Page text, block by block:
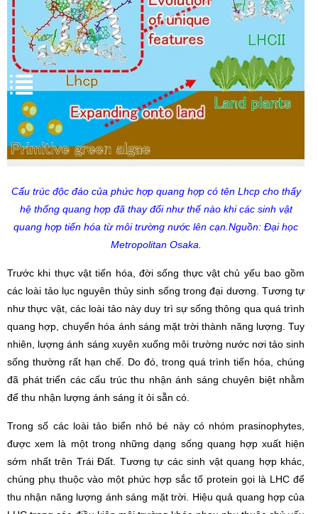
Cấu trúc độc đáo của phức hợp quang hợp có tên Lhcp cho thấy
hệ thống quang hợp đã thay đổi như thế nào khi các sinh vật
quang hợp tiến hóa từ môi trường nước lên cạn.Nguồn: Đại học
Metropolitan Osaka.
Trước khi thực vật tiến hóa, đời sống thực vật chủ yếu bao gồm
các loài tảo lục nguyên thủy sinh sống trong đại dương. Tương tự
như thực vật, các loài tảo này duy trì sự sống thông qua quá trình
quang hợp, chuyển hóa ánh sáng mặt trời thành năng lượng. Tuy
nhiên, lượng ánh sáng xuyên xuống môi trường nước nơi tảo sinh
sống thường rất hạn chế. Do đó, trong quá trình tiến hóa, chúng
đã phát triển các cấu trúc thu nhận ánh sáng chuyên biệt nhằm
để thu nhận lượng ánh sáng ít ỏi sẵn có.
Trong số các loài tảo biển nhỏ bé này có nhóm prasinophytes,
được xem là một trong những dạng sống quang hợp xuất hiện
sớm nhất trên Trái Đất. Tương tự các sinh vật quang hợp khác,
chúng phụ thuộc vào một phức hợp sắc tố protein gọi là LHC để
thu nhận năng lượng ánh sáng mặt trời. Hiệu quả quang hợp của